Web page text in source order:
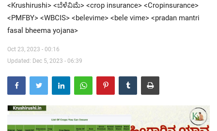
Krushi Rushi
Contact Us
<Krushirushi> <ಬೆಳೆವಿಮೆ> <crop insurance> <Cropinsurance>
<PMFBY> <WBCIS> <belevime> <bele vime> <pradan mantri
fasal bheema yojana>
Oct 23, 2023 - 00:16
Updated: Dec 5, 2023 - 06:39